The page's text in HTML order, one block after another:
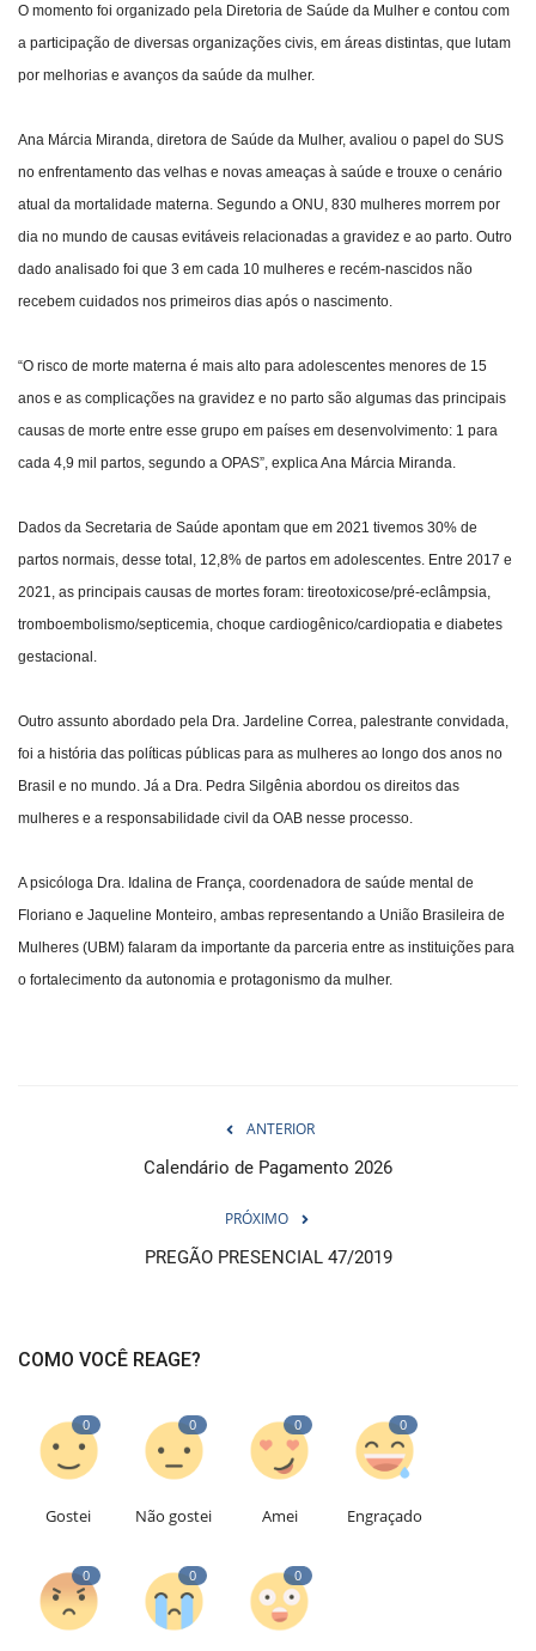
O momento foi organizado pela Diretoria de Saúde da Mulher e contou com
a participação de diversas organizações civis, em áreas distintas, que lutam
por melhorias e avanços da saúde da mulher.
Ana Márcia Miranda, diretora de Saúde da Mulher, avaliou o papel do SUS
no enfrentamento das velhas e novas ameaças à saúde e trouxe o cenário
atual da mortalidade materna. Segundo a ONU, 830 mulheres morrem por
dia no mundo de causas evitáveis relacionadas a gravidez e ao parto. Outro
dado analisado foi que 3 em cada 10 mulheres e recém-nascidos não
recebem cuidados nos primeiros dias após o nascimento.
“O risco de morte materna é mais alto para adolescentes menores de 15
anos e as complicações na gravidez e no parto são algumas das principais
causas de morte entre esse grupo em países em desenvolvimento: 1 para
cada 4,9 mil partos, segundo a OPAS”, explica Ana Márcia Miranda.
Dados da Secretaria de Saúde apontam que em 2021 tivemos 30% de
partos normais, desse total, 12,8% de partos em adolescentes. Entre 2017 e
2021, as principais causas de mortes foram: tireotoxicose/pré-eclâmpsia,
tromboembolismo/septicemia, choque cardiogênico/cardiopatia e diabetes
gestacional.
Outro assunto abordado pela Dra. Jardeline Correa, palestrante convidada,
foi a história das políticas públicas para as mulheres ao longo dos anos no
Brasil e no mundo. Já a Dra. Pedra Silgênia abordou os direitos das
mulheres e a responsabilidade civil da OAB nesse processo.
A psicóloga Dra. Idalina de França, coordenadora de saúde mental de
Floriano e Jaqueline Monteiro, ambas representando a União Brasileira de
Mulheres (UBM) falaram da importante da parceria entre as instituições para
o fortalecimento da autonomia e protagonismo da mulher.
ANTERIOR
Calendário de Pagamento 2026
PRÓXIMO
PREGÃO PRESENCIAL 47/2019
COMO VOCÊ REAGE?
0
Gostei
0
Não gostei
0
Amei
0
Engraçado
0 0 0